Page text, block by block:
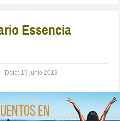
Essencia
Date: 19 junio 2013